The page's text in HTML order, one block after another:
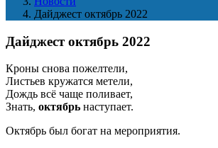
Дайджест октябрь 2022
Дайджест октябрь 2022
Кроны снова пожелтели,
Листьев кружатся метели,
Дождь всё чаще поливает,
Знать, октябрь наступает.
Октябрь был богат на мероприятия.